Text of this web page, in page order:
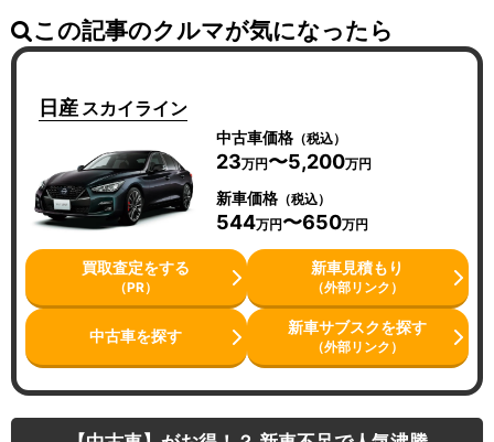
この記事のクルマが気になったら
日産 スカイライン
中古車価格（税込）
23万円〜5,200万円
新車価格（税込）
544万円〜650万円
買取査定をする
（PR）
新車見積もり
（外部リンク）
中古車を探す 新車サブスクを探す
（外部リンク）